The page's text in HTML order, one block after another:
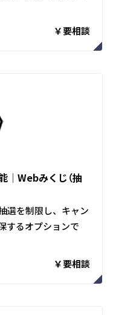
￥要相談
│Webみくじ（抽
選を制限し、キャン
するオプションで
￥要相談